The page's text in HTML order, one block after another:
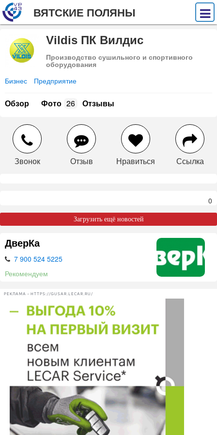
ВЯТСКИЕ ПОЛЯНЫ
Vildis ПК Вилдис
Производство сушильного и спортивного
оборудования
Бизнес Предприятие
Обзор Фото 26 Отзывы
Звонок Отзыв Нравиться Ссылка
0
Загрузить ещё новостей
ДверКа
7 900 524 5225
Рекомендуем
РЕКЛАМА • HTTPS://GUSAR.LECAR.RU/